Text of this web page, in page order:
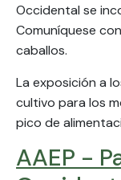
Occidental se
Comuníquese
caballos.
La exposición a
cultivo para los
pico de
AAEP -